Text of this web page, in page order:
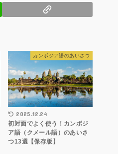
カンボジア語のあいさつ
2025.12.24
初対面でよく使う！カンボジ
ア語（クメール語）のあいさ
つ13選【保存版】